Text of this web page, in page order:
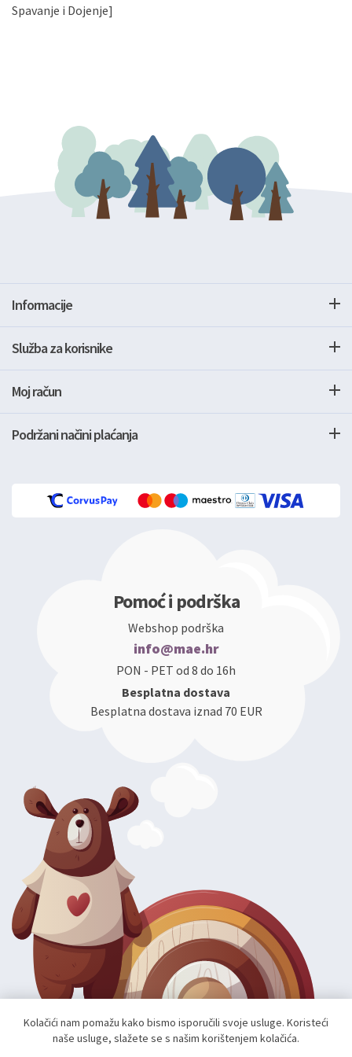
gore navedenu adresu ili e-mailom na adresu:
Spavanje i Dojenje]
Informacije
Služba za korisnike
Moj račun
Podržani načini plaćanja
Pomoć i podrška
Webshop podrška
info@mae.hr
PON - PET od 8 do 16h
Besplatna dostava
Besplatna dostava iznad 70 EUR
Kolačići nam pomažu kako bismo isporučili svoje usluge. Koristeći
naše usluge, slažete se s našim korištenjem kolačića.